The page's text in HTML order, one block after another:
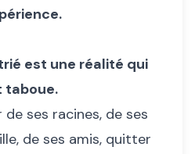
est une réalité qui
taboue.
de ses racines, de ses
de ses amis, quitter